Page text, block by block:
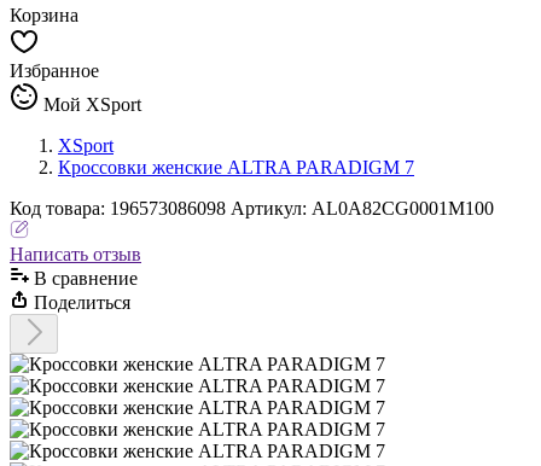
Корзина
Избранное
Мой XSport
XSport
Кроссовки женские ALTRA PARADIGM 7
Код товара: 196573086098 Артикул: AL0A82CG0001M100
Написать отзыв
В сравнениe
Поделиться